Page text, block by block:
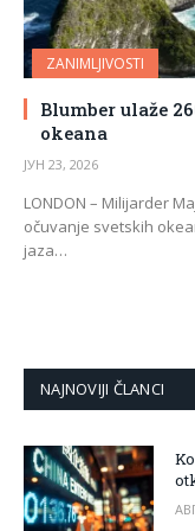
ZANIMLJIVOSTI
Blumber ulaže
okeana
ЈУН 23, 2026
LONDON – Milijarder
očuvanje svetskih
jaza…
NAJNOVIJI ČLANCI